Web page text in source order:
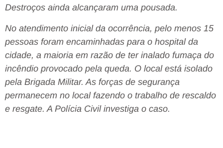
Destroços ainda alcançaram uma pousada.
No atendimento inicial da ocorrência, pelo menos 15
pessoas foram encaminhadas para o hospital da
cidade, a maioria em razão de ter inalado fumaça do
incêndio provocado pela queda. O local está isolado
pela Brigada Militar. As forças de segurança
permanecem no local fazendo o trabalho de rescaldo
e resgate. A Polícia Civil investiga o caso.